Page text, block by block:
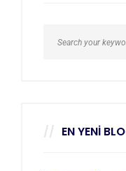
EN YENI